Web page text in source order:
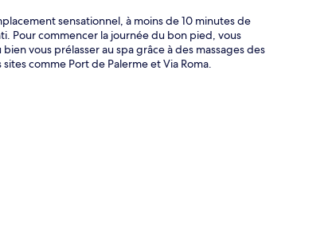
sensationnel, à moins de 10 minutes de
Pour commencer la journée du bon pied, vous
vous prélasser au spa grâce à des massages des
comme Port de Palerme et Via Roma.